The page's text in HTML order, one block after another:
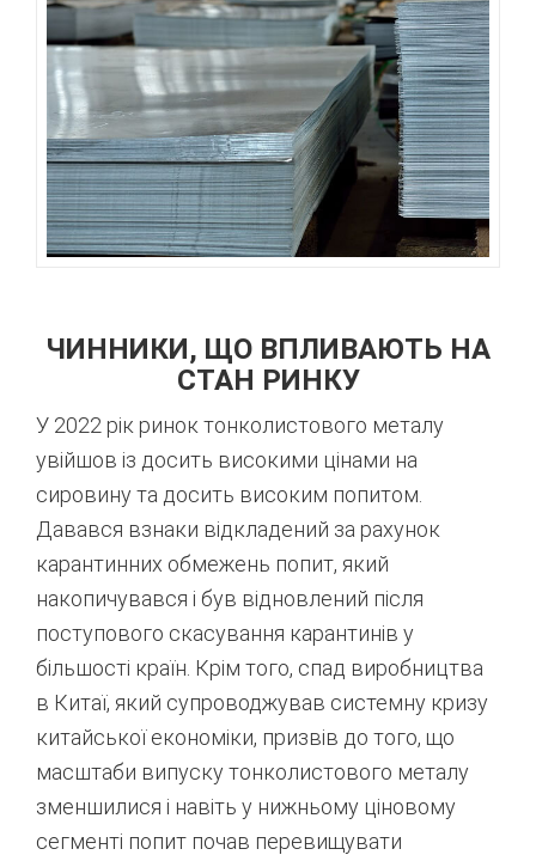
ЧИННИКИ, ЩО ВПЛИВАЮТЬ НА
СТАН РИНКУ
У 2022 рік ринок тонколистового металу
увійшов із досить високими цінами на
сировину та досить високим попитом.
Давався взнаки відкладений за рахунок
карантинних обмежень попит, який
накопичувався і був відновлений після
поступового скасування карантинів у
більшості країн. Крім того, спад виробництва
в Китаї, який супроводжував системну кризу
китайської економіки, призвів до того, що
масштаби випуску тонколистового металу
зменшилися і навіть у нижньому ціновому
сегменті попит почав перевищувати